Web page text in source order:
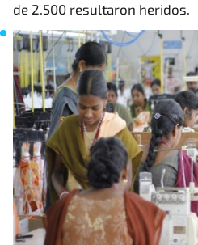
de 2.500 resultaron heridos.